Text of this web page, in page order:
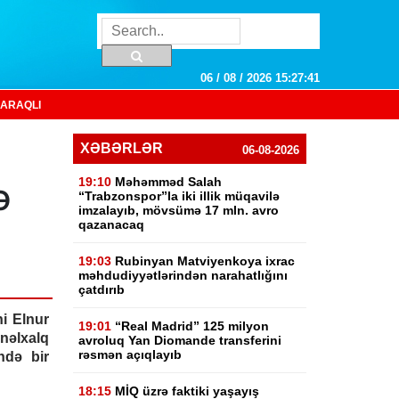
06 / 08 / 2026 15:27:42
Elnur
bir
XƏBƏRLƏR 06-08-2026
19:10 Məhəmməd Salah
“Trabzonspor”la iki illik müqavilə
imzalayıb, mövsümə 17 mln. avro
qazanacaq
19:03 Rubinyan Matviyenkoya ixrac
məhdudiyyətlərindən narahatlığını
çatdırıb
19:01 “Real Madrid” 125 milyon
avroluq Yan Diomande transferini
rəsmən açıqlayıb
18:15 MİQ üzrə faktiki yaşayış